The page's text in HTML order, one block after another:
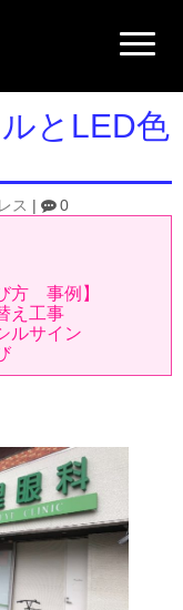
N
a
i
a
o
とLED色
ス
0
方 事例】
え工事
ルサイン